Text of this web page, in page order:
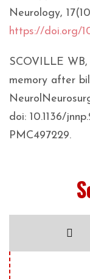
Neurology,
https://doi.org/
SCOVILLE
memory after
doi: 10.1136/
PMC497229.